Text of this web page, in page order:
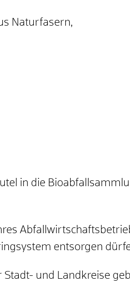
Naturfasern,
in die
entsorgen
und Landkreise